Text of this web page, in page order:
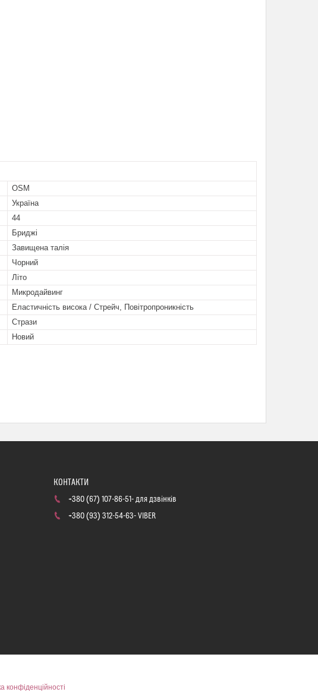
OSM
Україна
44
Бриджі
Завищена талія
Чорний
Літо
Микродайвинг
Еластичність висока / Стрейч, Повітропроникність
Стрази
Новий
+380 (67) 107-86-51 для дзвінків
+380 (93) 312-54-63 VIBER
конфіденційності